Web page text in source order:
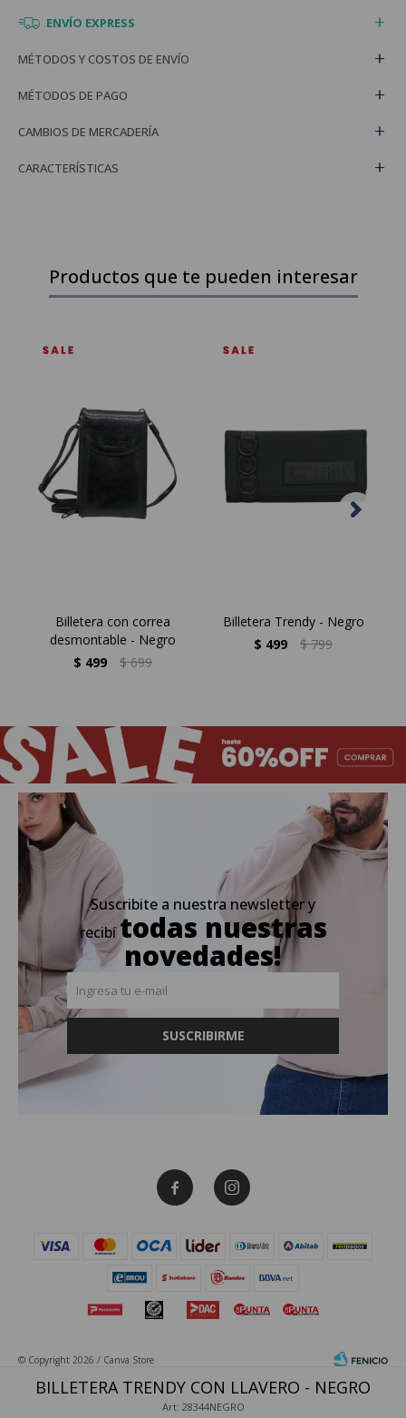
BILLETERA TRENDY CON LLAVERO - NEGRO
Art: 28344NEGRO
ENVÍO EXPRESS
MÉTODOS Y COSTOS DE ENVÍO
MÉTODOS DE PAGO
CAMBIOS DE MERCADERÍA
CARACTERÍSTICAS
Productos que te pueden interesar
Billetera con correa
desmontable - Negro
$ 499 $ 699
Billetera Trendy - Negro
$ 499 $ 799
Suscribite a nuestra newsletter y
recibí todas nuestras
novedades!
SUSCRIBIRME
 
© Copyright 2026 / Canva Store